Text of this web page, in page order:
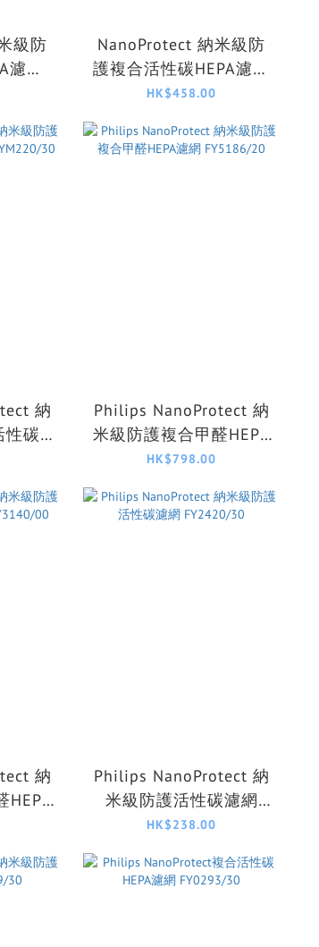
級防
濾網
NanoProtect 納米級防
護複合活性碳HEPA濾網
FY2180/30
HK$458.00
納
性碳
30
Philips NanoProtect 納
米級防護複合甲醛HEPA
濾網 FY5186/20
HK$798.00
納
HEPA
Philips NanoProtect 納
米級防護活性碳濾網
FY2420/30
HK$238.00